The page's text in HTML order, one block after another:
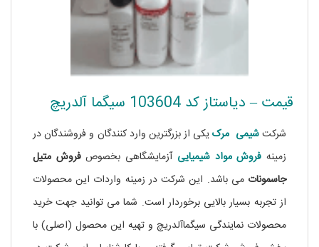
قیمت – دیاستاز کد 103604 سیگما آلدریچ
شرکتشیمی مرکیکی از بزرگترین وارد کنندگان و فروشندگان در
زمینه فروش مواد شیمیایی آزمایشگاهی بخصوصفروش متیل
جاسموناتمی باشد. این شرکت در زمینه واردات این محصولات
از تجربه بسیار بالایی برخوردار است. شما می توانید جهت خرید
محصولات نمایندگی سیگماآلدریچ و تهیه این محصول (اصلی) با